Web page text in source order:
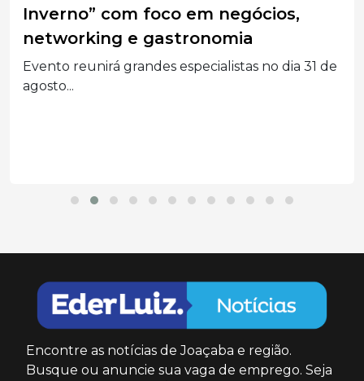
Inverno” com foco em negócios,
networking e gastronomia
Evento reunirá grandes especialistas no dia 31 de
agosto...
Encontre as notícias de Joaçaba e região.
Busque ou anuncie sua vaga de emprego. Seja